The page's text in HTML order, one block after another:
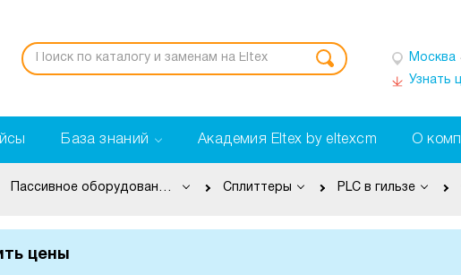
Москва
Узнать
База знаний Академия Eltex by eltexcm О
Пассивное оборудование PON Сплиттеры PLC в гильзе
цены